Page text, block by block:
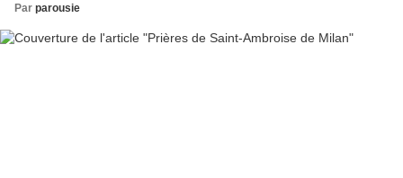
Par parousie